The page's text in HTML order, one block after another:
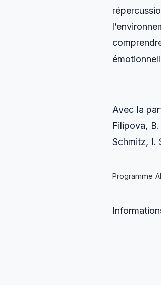
Avec la
Filipova,
Schmitz, I.
Programme